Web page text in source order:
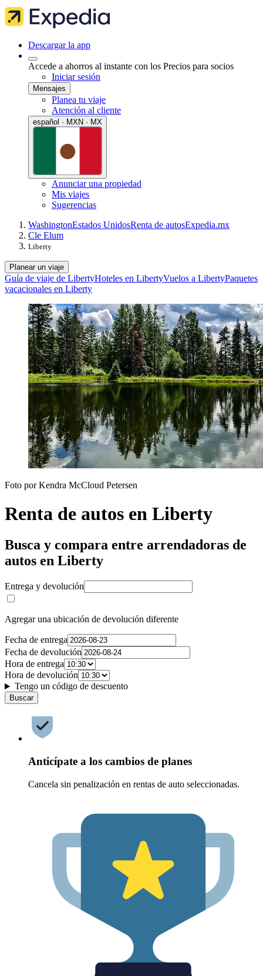
Descargar la app
Accede a ahorros al instante con los Precios para socios
Iniciar sesión
Mensajes
Planea tu viaje
Atención al cliente
español · MXN · MX
Anunciar una propiedad
Mis viajes
Sugerencias
WashingtonEstados UnidosRenta de autosExpedia.mx
Cle Elum
Liberty
Planear un viaje
Guía de viaje de LibertyHoteles en LibertyVuelos a LibertyPaquetes
vacacionales en Liberty
Foto por Kendra McCloud Petersen
Renta de autos en Liberty
Busca y compara entre arrendadoras de
autos en Liberty
Entrega y devolución
Agregar una ubicación de devolución diferente
Fecha de entrega
Fecha de devolución
Hora de entrega
Hora de devolución
Tengo un código de descuento
Buscar
Anticípate a los cambios de planes
Cancela sin penalización en rentas de auto seleccionadas.